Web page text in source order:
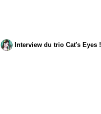
Interview du trio Cat's Eyes !